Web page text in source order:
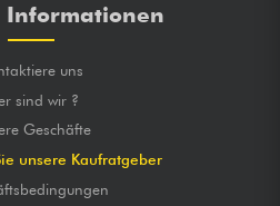
Informationen
uns
sind wir ?
Geschäfte
unsere Kaufratgeber